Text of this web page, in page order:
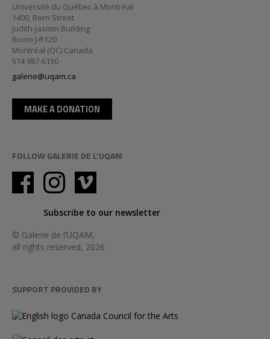
Université du Québec à Montréal
1400, Berri Street
Judith-Jasmin Building
Room J-R120
Montréal (QC) Canada
514 987-6150
galerie@uqam.ca
MAKE A DONATION
FOLLOW GALERIE DE L'UQAM
Subscribe to our newsletter
© Galerie de l’UQAM,
all rights reserved, 2026
SUPPORT PROVIDED BY